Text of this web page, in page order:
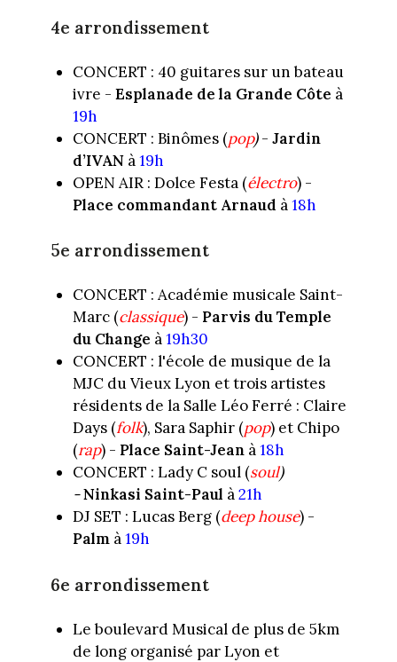
4e arrondissement
CONCERT : 40 guitares sur un bateau
ivre - Esplanade de la Grande Côte à
19h
CONCERT : Binômes (pop)- Jardin
d’IVAN à19h
OPEN AIR : Dolce Festa (électro) -
Place commandant Arnaud à18h
5e arrondissement
CONCERT : Académie musicale Saint-
Marc (classique) - Parvis du Temple
du Change à19h30
CONCERT : l'école de musique de la
MJC du Vieux Lyon et trois artistes
résidents de la Salle Léo Ferré : Claire
Days (folk), Sara Saphir (pop) et Chipo
(rap) - Place Saint-Jean à18h
CONCERT : Lady C soul (soul)
-Ninkasi Saint-Paul à21h
DJ SET : Lucas Berg (deep house) -
Palm à19h
6e arrondissement
Le boulevard Musical de plus de 5km
de long organisé par Lyon et